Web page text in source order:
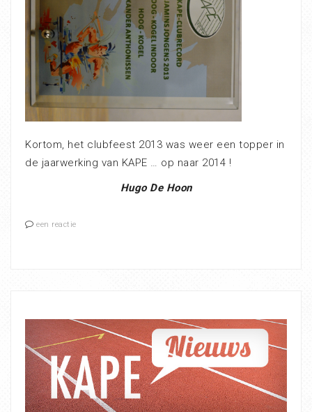
Kortom, het clubfeest 2013 was weer een topper in
de jaarwerking van KAPE … op naar 2014 !
Hugo De Hoon
een reactie